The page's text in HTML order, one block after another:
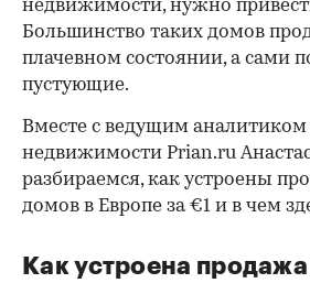
недвижимости, нужно
Большинство таких домов
плачевном состоянии, а сами
пустующие.
Вместе с ведущим
недвижимости Prian.ru
разбираемся, как устроены
домов в Европе за €1 и в чем
Как устроена продажа